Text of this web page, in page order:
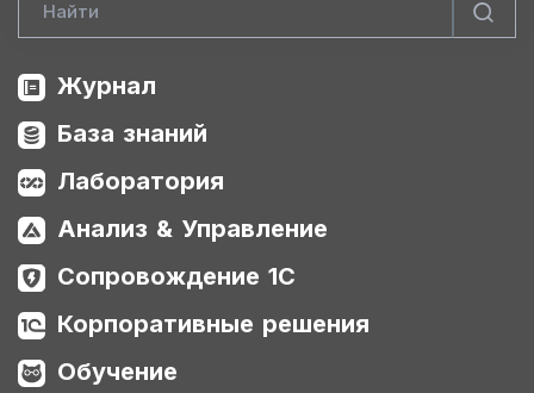
Журнал
База знаний
Лаборатория
Анализ & Управление
Сопровождение 1С
Корпоративные решения
Обучение